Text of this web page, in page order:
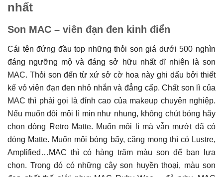
nhất
Son MAC – viên đạn đen kinh điển
Cái tên đứng đầu top những thỏi son giá dưới 500 nghìn
đáng ngưỡng mộ và đáng sở hữu nhất dĩ nhiên là son
MAC. Thỏi son đến từ xứ sở cờ hoa này ghi dấu bởi thiết
kế vỏ viên đạn đen nhỏ nhắn và đẳng cấp. Chất son lì của
MAC thì phải gọi là đỉnh cao của makeup chuyên nghiệp.
Nếu muốn đôi môi lì mịn như nhung, không chút bóng hãy
chọn dòng Retro Matte. Muốn môi lì mà vẫn mướt đã có
dòng Matte. Muốn môi bóng bẩy, căng mọng thì có Lustre,
Amplified…MAC thì có hàng trăm màu son để bạn lựa
chọn. Trong đó có những cây son huyền thoại, màu son